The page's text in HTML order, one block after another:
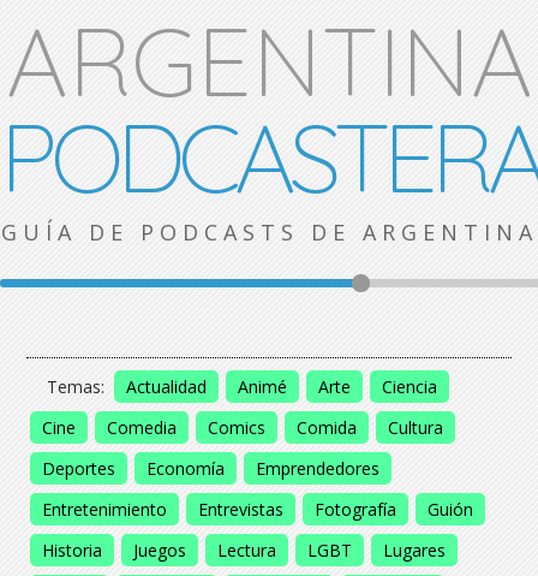
ARGENTINA
GUÍA DE PODCASTS DE ARGENTINA
Temas: Actualidad Animé Arte
Ciencia
Cine
Comedia Comics Comida
Cultura
Deportes
Economía
Emprendedores
Entretenimiento
Entrevistas Fotografía
Guión
Historia
Juegos Lectura LGBT
Lugares